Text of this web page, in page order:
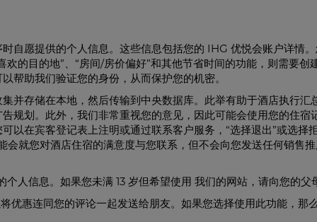
自愿提供的个人信息。这些信息包括您的 IHG 优悦会账户详情
的目的地”、“房间/房价偏好”和其他节省时间的功能，则需要创
帮助我们验证您的身份，从而保护您的机密。
并存储在本地，然后传输到中央数据库。此举有助于酒店执行
规划。此外，我们非常重视您的意见，因此可能会使用您的住
以在宾客登记表上注明或通过联系客户服务，“选择退出”或选择
就您对酒店住宿的满意度与您联系，但不会向您发送任何销售
人信息。如果您未满 13 岁但希望使用 我们的网站，请向您的父
优惠连同您的评论一起发送给朋友。如果您选择使用此功能，